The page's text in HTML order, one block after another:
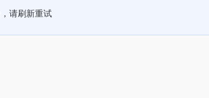
请刷新重试